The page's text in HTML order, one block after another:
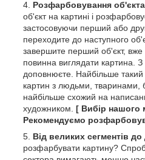
Розфарбовування
об'єкт на картині і
застосовуючи перший або
переходите до наступного
завершите перший об'єкт, вже
повинна виглядати картина. З
доповнюєте. Найбільше такий
картин з людьми, тваринами,
найбільше схожий на
художником. [ Вибір нашого
Рекомендуємо
Від великих сегментів до
розфарбувати картину?